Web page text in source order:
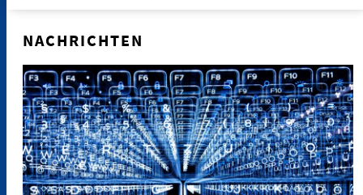
NACHRICHTEN